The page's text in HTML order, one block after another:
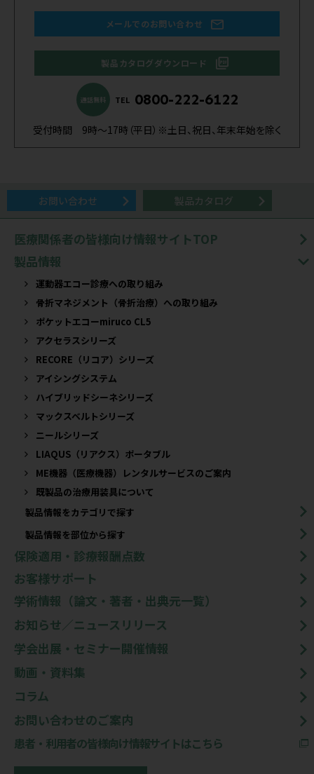
メールでのお問い合わせ
製品カタログダウンロード
通話無料 TEL 0800-222-6122
受付時間 9時～17時（平日）※土日、祝日、年末年始を除く
お問い合わせ 製品カタログ
医療関係者の皆様向け情報サイトTOP
製品情報
運動器エコー診療への取り組み
骨折マネジメント（骨折治療）への取り組み
ポケットエコーmiruco CL5
アクセラスシリーズ
RECORE（リコア）シリーズ
アイシングシステム
ハイブリッドシーネシリーズ
マックスベルトシリーズ
ニールシリーズ
LIAQUS（リアクス）ポータブル
ME機器（医療機器）レンタルサービスのご案内
既製品の治療用装具について​
製品情報をカテゴリで探す
製品情報を部位から探す
保険適用・診療報酬点数
お客様サポート
学術情報（論文・著者・出典元一覧）
お知らせ／ニュースリリース
学会出展・セミナー開催情報
動画・資料集
コラム
お問い合わせのご案内
患者・利用者の皆様向け情報サイトはこちら